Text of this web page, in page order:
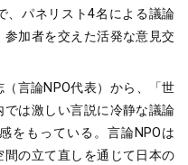
、パネリスト4名による議論
加者を交えた活発な意見交
言論NPO代表）から、「世
は激しい言説に冷静な議論
をもっている。言論NPOは
の立て直しを通じて日本の